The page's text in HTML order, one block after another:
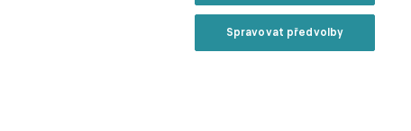
Spravovat předvolby